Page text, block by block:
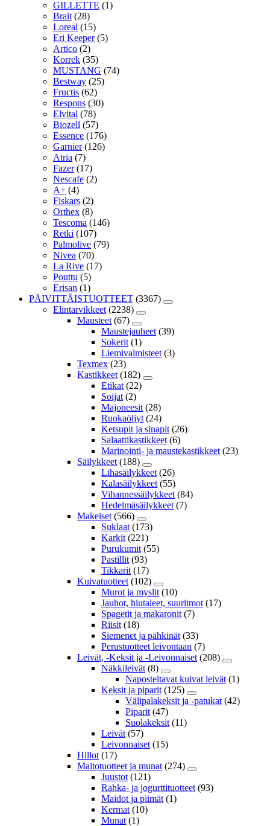
GILLETTE (1)
Brait (28)
Loreal (15)
Eri Keeper (5)
Artico (2)
Korrek (35)
MUSTANG (74)
Bestway (25)
Fructis (62)
Respons (30)
Elvital (78)
Biozell (57)
Essence (176)
Garnier (126)
Atria (7)
Fazer (17)
Nescafe (2)
A+ (4)
Fiskars (2)
Orthex (8)
Tescoma (146)
Retki (107)
Palmolive (79)
Nivea (70)
La Rive (17)
Pouttu (5)
Erisan (1)
PÄIVITTÄISTUOTTEET (3367)
Elintarvikkeet (2238)
Mausteet (67)
Maustejauheet (39)
Sokerit (1)
Liemivalmisteet (3)
Texmex (23)
Kastikkeet (182)
Etikat (22)
Soijat (2)
Majoneesit (28)
Ruokaöljyt (24)
Ketsupit ja sinapit (26)
Salaattikastikkeet (6)
Marinointi- ja maustekastikkeet (23)
Säilykkeet (188)
Lihasäilykkeet (26)
Kalasäilykkeet (55)
Vihannessäilykkeet (84)
Hedelmäsäilykkeet (7)
Makeiset (566)
Suklaat (173)
Karkit (221)
Purukumit (55)
Pastillit (93)
Tikkarit (17)
Kuivatuotteet (102)
Murot ja myslit (10)
Jauhot, hiutaleet, suuritmot (17)
Spagetit ja makaronit (7)
Riisit (18)
Siemenet ja pähkinät (33)
Perustuotteet leivontaan (7)
Leivät, -Keksit ja -Leivonnaiset (208)
Näkkileivät (8)
Naposteltavat kuivat leivät (1)
Keksit ja piparit (125)
Välipalakeksit ja -patukat (42)
Piparit (47)
Suolakeksit (11)
Leivät (57)
Leivonnaiset (15)
Hillot (17)
Maitotuotteet ja munat (274)
Juustot (121)
Rahka- ja jogurttituotteet (93)
Maidot ja piimät (1)
Kermat (10)
Munat (1)